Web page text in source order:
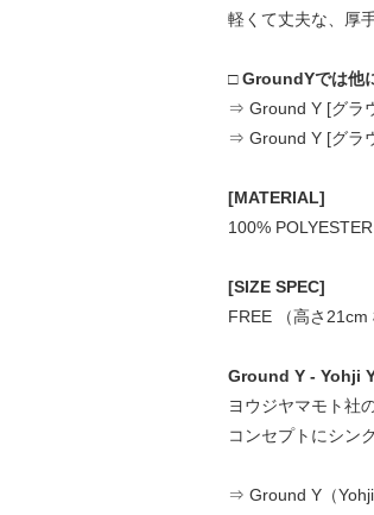
軽くて丈夫な、厚
□ GroundYでは他
⇒ Ground Y [グラ
⇒ Ground Y [グラ
[MATERIAL]
100% POLYESTER
[SIZE SPEC]
FREE （高さ21cm
Ground Y - Yohji
ヨウジヤマモト社
コンセプトにシン
⇒ Ground Y（